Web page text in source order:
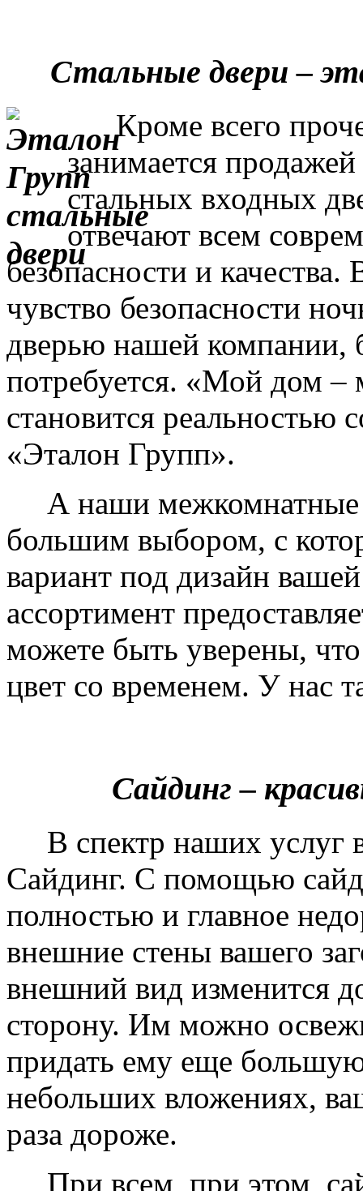
Стальные двери –
Кроме всего
занимается
стальных входных
отвечают всем
безопасности и
чувство безопасности
дверью нашей компании,
потребуется. «Мой дом –
становится реальностью
«Эталон Групп».
А наши межкомнатные
большим выбором, с
вариант под дизайн
ассортимент
можете быть уверены,
цвет со временем. У нас
Сайдинг –
В спектр наших услуг
Сайдинг. С помощью
полностью и главное
внешние стены вашего
внешний вид изменится
сторону. Им можно
придать ему еще
небольших вложениях,
раза дороже.
При всем, при этом,